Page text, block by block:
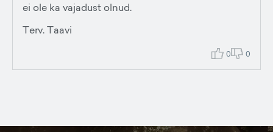
ei ole ka vajadust olnud.
Terv. Taavi
0 0